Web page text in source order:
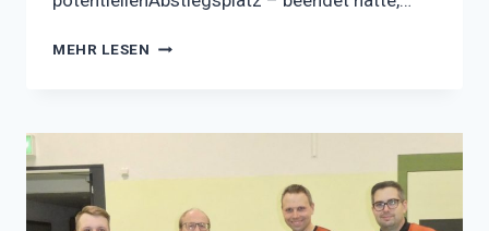
MEHR LESEN WICHTIGER
ERSTE
ZUM
RÜCKRUNDEN-
AUFTAKT